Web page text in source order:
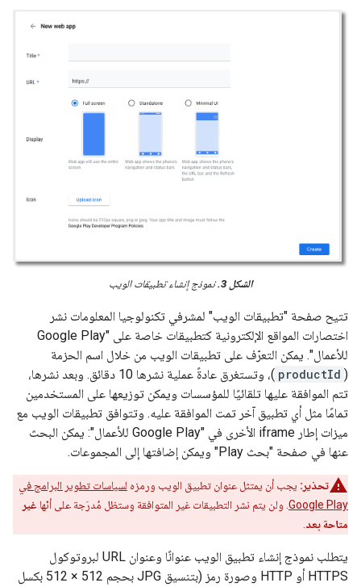
الشكل 3. نموذج إنشاء تطبيقات الويب
تتيح صفحة "تطبيقات الويب" لمشرفي تكنولوجيا المعلومات نشر
اختصارات المواقع الإلكترونية كتطبيقات خاصة على "Google Play
للأعمال". يمكن التعرّف على تطبيقات الويب من خلال اسم الحزمة
(
productId
)، وتستغرق عادةً عملية نشرها 10 دقائق. وبعد نشرها،
تتم الموافقة عليها تلقائيًا للمؤسسات ويمكن توزيعها على المستخدمين
تمامًا مثل أي تطبيق آخر تمت الموافقة عليه. وتتوافق تطبيقات الويب مع
ميزات إطار iframe الأخرى في "Google Play للأعمال": يمكن البحث
عنها في صفحة "بحث Play" ويمكن إضافتها إلى المجموعات.
تحذير: يجب أن يمتثل عنوان تطبيق الويب ورمزه لسياسات تطوير البرامج في
Google Play. ولن يتم نشر التطبيقات غير المتوافقة وستظل مُدرَجة على أنّها غير
متاحة بعد.
يتطلب نموذج إنشاء تطبيق الويب عنوانًا وعنوان URL لبروتوكول
HTTPS أو HTTP وصورة رمز (بتنسيق JPG بحجم 512 × 512 بكسل